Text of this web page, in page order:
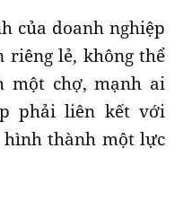
của doanh nghiệp
riêng lẻ, không thể
một chợ, mạnh ai
phải liên kết với
thành một lực